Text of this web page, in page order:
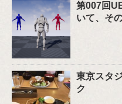
第007回
いて、そ
東京スタ
ク